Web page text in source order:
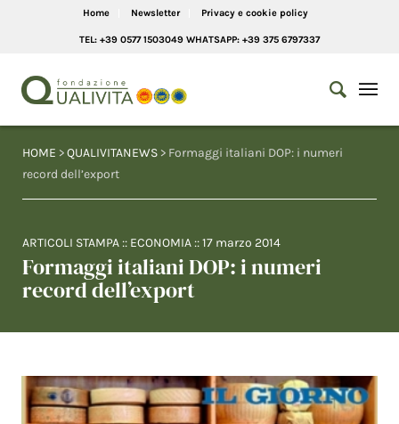
Home Newsletter Privacy e cookie policy
TEL: +39 0577 1503049 WHATSAPP: +39 375 6797337
HOME >QUALIVITANEWS > Formaggi italiani DOP: i numeri
record dell’export
ARTICOLI STAMPA :: ECONOMIA ::17 marzo 2014
Formaggi italiani DOP: i numeri
record dell’export